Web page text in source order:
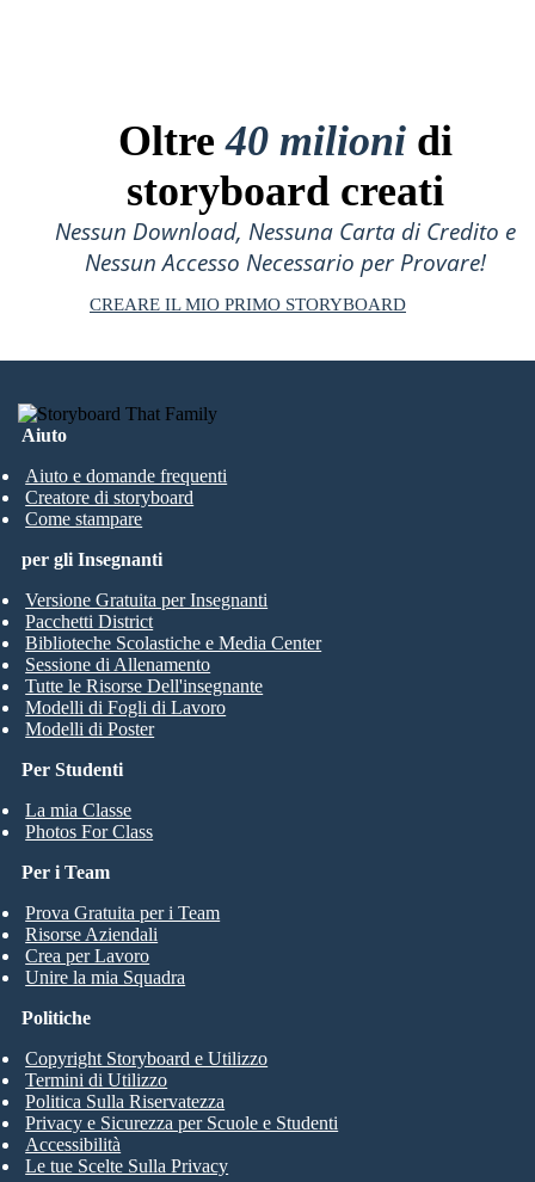
Oltre40 milioni di
storyboard creati
Nessun Download, Nessuna Carta di Credito e
Nessun Accesso Necessario per Provare!
CREARE IL MIO PRIMO STORYBOARD
Aiuto
Aiuto e domande frequenti
Creatore di storyboard
Come stampare
Per Studenti
La mia Classe
Photos For Class
per gli Insegnanti
Versione Gratuita per Insegnanti
Pacchetti District
Biblioteche Scolastiche e Media Center
Sessione di Allenamento
Tutte le Risorse Dell'insegnante
Modelli di Fogli di Lavoro
Modelli di Poster
Per i Team
Prova Gratuita per i Team
Risorse Aziendali
Crea per Lavoro
Unire la mia Squadra
Politiche
Copyright Storyboard e Utilizzo
Termini di Utilizzo
Politica Sulla Riservatezza
Privacy e Sicurezza per Scuole e Studenti
Accessibilità
Le tue Scelte Sulla Privacy